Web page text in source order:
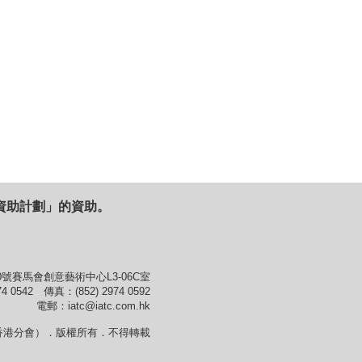
計劃」的資助。
賽馬會創意藝術中心L3-06C室
0542 傳真：(852) 2974 0592
電郵：iatc@iatc.com.hk
分會）．版權所有．不得轉載